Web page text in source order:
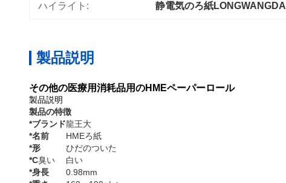
ハイライト: 静電気のろ紙LONGWANGDA
製品説明
その他の医療用消耗品用のHMEペーパーロール
製品説明
製品の特徴
*ブランド龍王大
*名前
HMEろ紙
*形
ひだのついた
*C臭い
白い
*身長
0.98mm